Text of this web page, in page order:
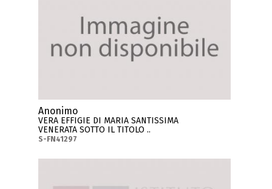
Anonimo
VERA EFFIGIE DI MARIA SANTISSIMA
VENERATA SOTTO IL TITOLO ..
S-FN41297